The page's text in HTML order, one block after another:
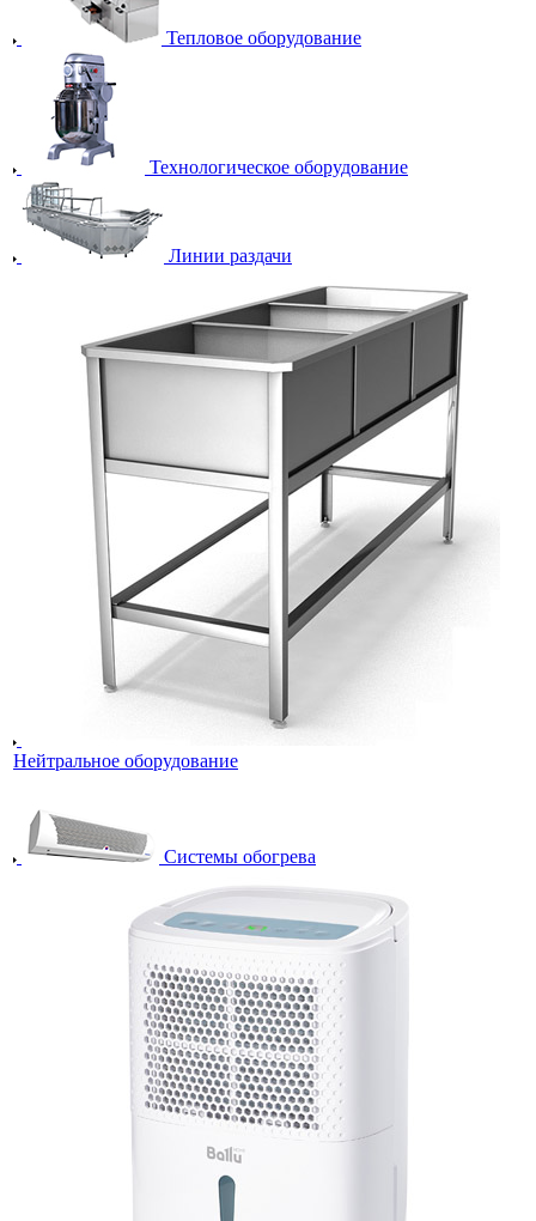
Тепловое оборудование
Технологическое оборудование
Линии раздачи
Нейтральное оборудование
Системы обогрева